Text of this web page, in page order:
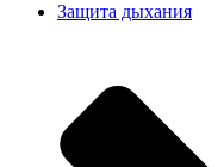
Защита дыхания